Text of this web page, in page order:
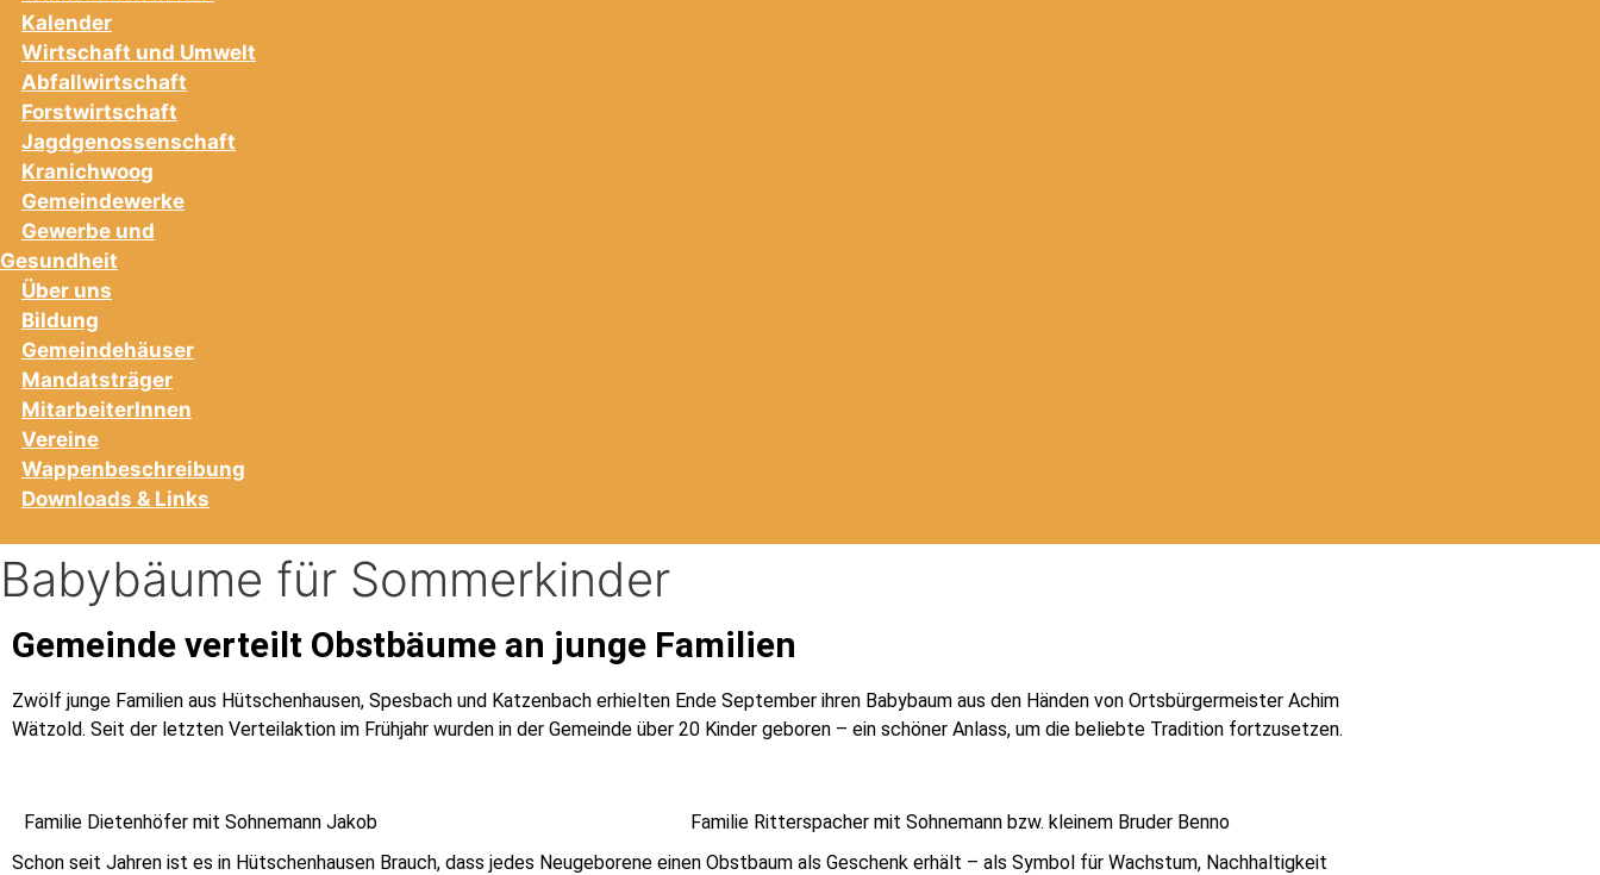
Kalender
Wirtschaft und Umwelt
Abfallwirtschaft
Forstwirtschaft
Jagdgenossenschaft
Kranichwoog
Gemeindewerke
Gewerbe und
Gesundheit
Über uns
Bildung
Gemeindehäuser
Mandatsträger
MitarbeiterInnen
Vereine
Wappenbeschreibung
Downloads & Links
Babybäume für Sommerkinder
Gemeinde verteilt Obstbäume an junge Familien
Zwölf junge Familien aus Hütschenhausen, Spesbach und Katzenbach erhielten Ende September ihren Babybaum aus den Händen von Ortsbürgermeister Achim
Wätzold. Seit der letzten Verteilaktion im Frühjahr wurden in der Gemeinde über 20 Kinder geboren – ein schöner Anlass, um die beliebte Tradition fortzusetzen.
Familie Dietenhöfer mit Sohnemann Jakob
Familie Ritterspacher mit Sohnemann bzw. kleinem Bruder Benno
Schon seit Jahren ist es in Hütschenhausen Brauch, dass jedes Neugeborene einen Obstbaum als Geschenk erhält – als Symbol für Wachstum, Nachhaltigkeit